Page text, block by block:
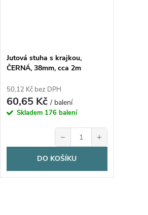
Jutová stuha s krajkou,
ČERNÁ, 38mm, cca 2m
50,12 Kč bez DPH
60,65 Kč/ balení
Skladem 176 balení
− +
DO KOŠÍKU